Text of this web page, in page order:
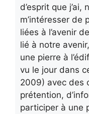
d’esprit que
m’intéresser de
liées à l’avenir
lié à notre
une pierre à
vu le jour dans
2009) avec des
prétention,
participer à une